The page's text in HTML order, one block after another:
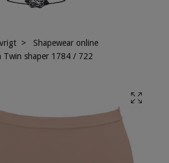
Shapewear online
Twin shaper 1784 / 722